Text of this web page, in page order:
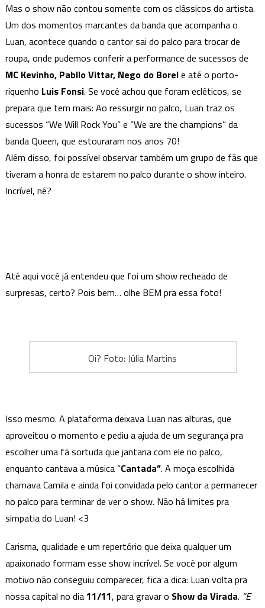
Mas o show não contou somente com os clássicos do artista.
Um dos momentos marcantes da banda que acompanha o
Luan, acontece quando o cantor sai do palco para trocar de
roupa, onde pudemos conferir a performance de sucessos de
MC Kevinho, Pabllo Vittar, Nego do Borele até o porto-
riquenho Luis Fonsi. Se você achou que foram ecléticos, se
prepara que tem mais: Ao ressurgir no palco, Luan traz os
sucessos “We Will Rock You” e “We are the champions” da
banda Queen, que estouraram nos anos 70!
Além disso, foi possível observar também um grupo de fãs que
tiveram a honra de estarem no palco durante o show inteiro.
Incrível, né?
Até aqui você já entendeu que foi um show recheado de
surpresas, certo? Pois bem… olhe BEM pra essa foto!
Oi? Foto: Júlia Martins
Isso mesmo. A plataforma deixava Luan nas alturas, que
aproveitou o momento e pediu a ajuda de um segurança pra
escolher uma fã sortuda que jantaria com ele no palco,
enquanto cantava a música “Cantada”. A moça escolhida
chamava Camila e ainda foi convidada pelo cantor a permanecer
no palco para terminar de ver o show. Não há limites pra
simpatia do Luan! <3
Carisma, qualidade e um repertório que deixa qualquer um
apaixonado formam esse show incrível. Se você por algum
motivo não conseguiu comparecer, fica a dica: Luan volta pra
nossa capital no dia11/11, para gravar o Show da Virada. “E